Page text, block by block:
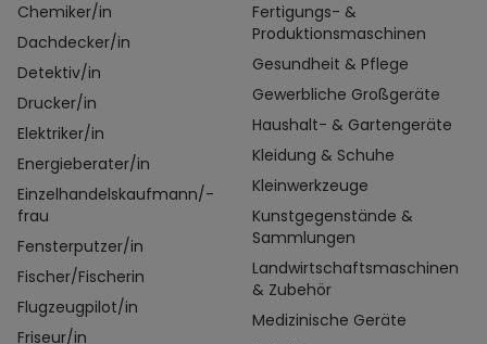
Chemiker/in
Dachdecker/in
Detektiv/in
Drucker/in
Elektriker/in
Energieberater/in
Einzelhandelskaufmann/-
frau
Fensterputzer/in
Fischer/Fischerin
Flugzeugpilot/in
Friseur/in
Fertigungs- &
Produktionsmaschinen
Gesundheit & Pflege
Gewerbliche Großgeräte
Haushalt- & Gartengeräte
Kleidung & Schuhe
Kleinwerkzeuge
Kunstgegenstände &
Sammlungen
Landwirtschaftsmaschinen
& Zubehör
Medizinische Geräte